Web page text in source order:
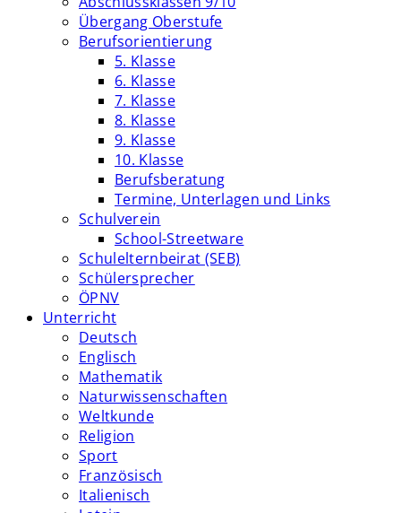
Übergang Oberstufe
Berufsorientierung
5. Klasse
6. Klasse
7. Klasse
8. Klasse
9. Klasse
10. Klasse
Berufsberatung
Termine, Unterlagen und Links
Schulverein
School-Streetware
Schulelternbeirat (SEB)
Schülersprecher
ÖPNV
Unterricht
Deutsch
Englisch
Mathematik
Naturwissenschaften
Weltkunde
Religion
Sport
Französisch
Italienisch